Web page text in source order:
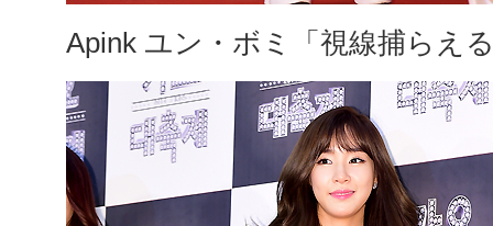
Apink ユン・ボミ「視線捕らえ